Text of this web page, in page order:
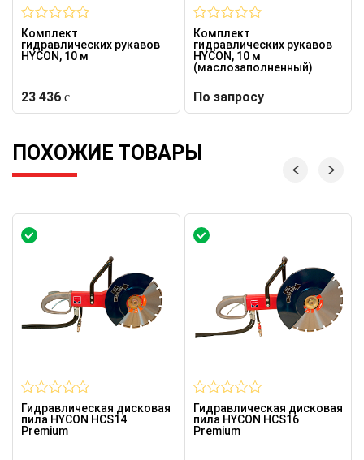
Комплект
гидравлических рукавов
HYCON, 10 м
23 436
Комплект
гидравлических рукавов
HYCON, 10 м
(маслозаполненный)
По запросу
ПОХОЖИЕ ТОВАРЫ
Гидравлическая дисковая
пила HYCON HCS14
Premium
Гидравлическая дисковая
пила HYCON HCS16
Premium